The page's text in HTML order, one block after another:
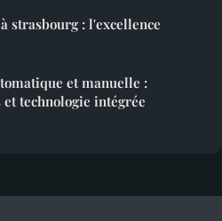
strasbourg : l'excellence
et manuelle :
technologie intégrée